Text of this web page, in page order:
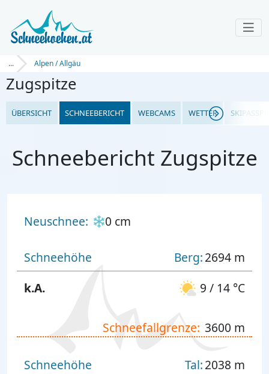
... Alpen / Allgäu
Zugspitze
ÜBERSICHT SCHNEEBERICHT WEBCAMS WETTER
Schneebericht Zugspitze
Neuschnee: 0 cm
Schneehöhe Berg:2694 m
k.A.
9 / 14 °C
Schneefallgrenze: 3600 m
Schneehöhe Tal:2038 m